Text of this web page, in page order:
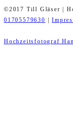
©2017 Till Gläser |
01705579630
|
Hochzeitsfotograf